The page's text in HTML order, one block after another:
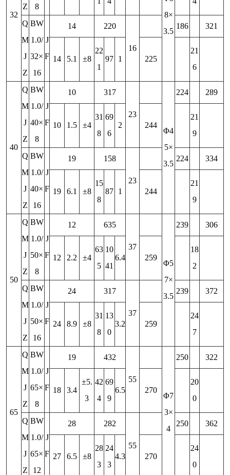
32
Z 8
8×
3.5
Q
M
J
Z
BW
1.0/
32×
16
J
F
14 220
16
186 321
14 5.1 ±8
22
1
97 1 225
21
6
40
Q
M
J
Z
BW
1.0/
40×
8
J
F
10 317
23
Φ4
5×
3.5
224 289
10 1.5 ±4
31
8
69
6
2 244
21
9
Q
M
J
Z
BW
1.0/
40×
16
J
F
19 158
23
224 334
19 6.1 ±8
15
8
87 1 244
21
9
50
Q
M
J
Z
BW
1.0/
50×
8
J
F
12 635
37
Φ5
7×
3.5
239 306
12 2.2 ±4
63
5
10
41
6.4 259
18
2
Q
M
J
Z
BW
1.0/
50×
16
J
F
24 317
37
239 372
24 8.9 ±8
31
8
13
0
3.2 259
24
7
65
Q
M
J
Z
BW
1.0/
65×
8
J
F
19 432
55
Φ7
3×
4
250 322
18 3.4
±5.
3
42
4
69
9
6.5 270
20
0
Q
M
J
Z
BW
1.0/
65×
12
J
F
28 282
55
250 362
27 6.5 ±8
28
3
24
3
4.3 270
24
0